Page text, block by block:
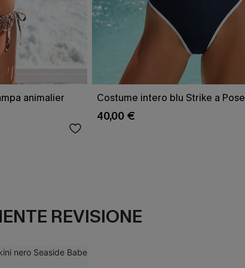
animalier
Costume intero blu Strike a Pose
40,00 €
REVISIONE